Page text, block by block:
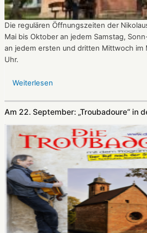
Die regulären Öffnungszeiten der
Mai bis Oktober an jedem Samstag,
an jedem ersten und dritten Mittwoch im
Uhr.
Weiterlesen
Nikolauskapelle
Am 22. September: „Troubadoure“ in